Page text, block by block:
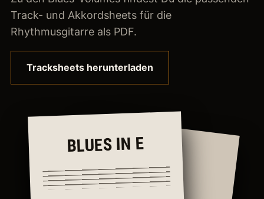
Track- und Akkordsheets für die
Rhythmusgitarre als PDF.
Tracksheets herunterladen
BLUES IN E